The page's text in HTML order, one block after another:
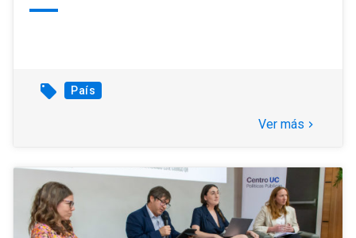
local_offer País
Ver más keyboard_arrow_right